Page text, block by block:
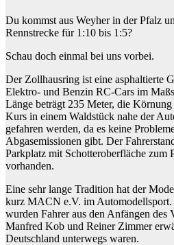
Du kommst aus Weyher in der Pfalz
Rennstrecke für 1:10 bis 1:5?
Schau doch einmal bei uns vorbei.
Der Zollhausring ist eine asphaltierte
Elektro- und Benzin RC-Cars im
Länge beträgt 235 Meter, die
Kurs in einem Waldstück nahe der
gefahren werden, da es keine
Abgasemissionen gibt. Der
Parkplatz mit Schotteroberfläche zum
vorhanden.
Eine sehr lange Tradition hat der
kurz MACN e.V. im Automodellsport.
wurden Fahrer aus den Anfängen des
Manfred Kob und Reiner Zimmer
Deutschland unterwegs waren.